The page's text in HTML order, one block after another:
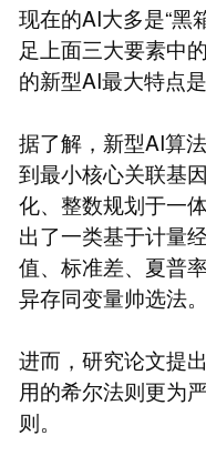
现在的AI大多是“黑
足上面三大要素中
的新型AI最大特点
据了解，新型AI算
到最小核心关联基
化、整数规划于一
出了一类基于计量
值、标准差、夏普
异存同变量帅选法。
进而，研究论文提
用的希尔法则更为
则。